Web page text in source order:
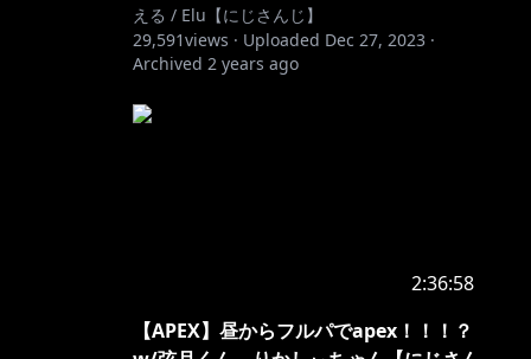
える / Elu【にじさんじ】
29,591views · Uploaded Dec 27, 2023 ·
Archived 2 years ago
2:36:58
【APEX】昼からフルパでapex！！！？